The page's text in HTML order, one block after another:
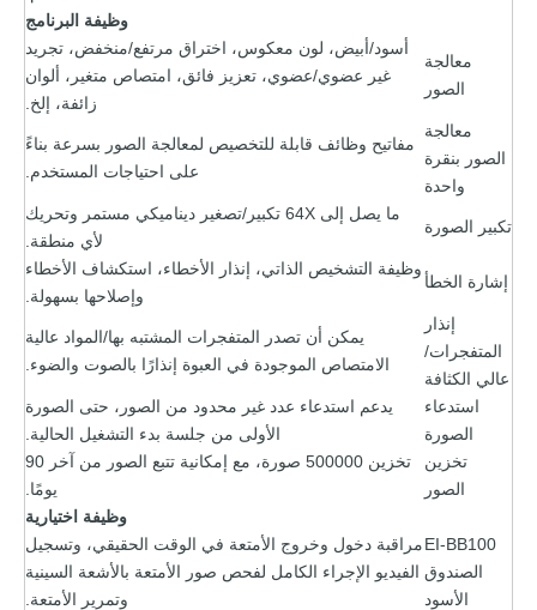
وظيفة البرنامج
معالجة
الصور
أسود/أبيض، لون معكوس، اختراق مرتفع/منخفض، تجريد
غير عضوي/عضوي، تعزيز فائق، امتصاص متغير، ألوان
زائفة، إلخ.
معالجة
الصور بنقرة
واحدة
مفاتيح وظائف قابلة للتخصيص لمعالجة الصور بسرعة بناءً
على احتياجات المستخدم.
تكبير الصورة
ما يصل إلى 64X تكبير/تصغير ديناميكي مستمر وتحريك
لأي منطقة.
إشارة الخطأ
وظيفة التشخيص الذاتي، إنذار الأخطاء، استكشاف الأخطاء
وإصلاحها بسهولة.
إنذار
المتفجرات/
عالي الكثافة
يمكن أن تصدر المتفجرات المشتبه بها/المواد عالية
الامتصاص الموجودة في العبوة إنذارًا بالصوت والضوء.
استدعاء
الصورة
يدعم استدعاء عدد غير محدود من الصور، حتى الصورة
الأولى من جلسة بدء التشغيل الحالية.
تخزين
الصور
تخزين 500000 صورة، مع إمكانية تتبع الصور من آخر 90
يومًا.
وظيفة اختيارية
EI-BB100
الصندوق
الأسود
مراقبة دخول وخروج الأمتعة في الوقت الحقيقي، وتسجيل
الفيديو الإجراء الكامل لفحص صور الأمتعة بالأشعة السينية
وتمرير الأمتعة.